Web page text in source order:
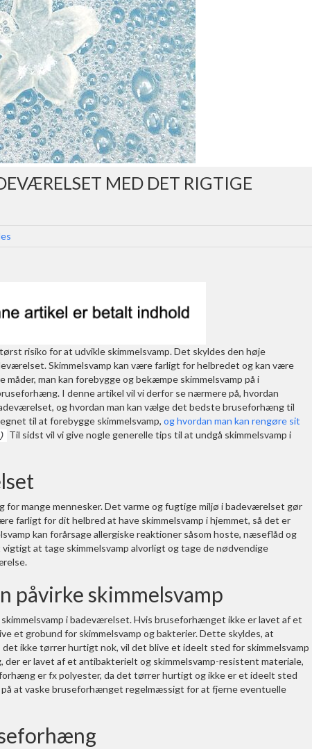
MED DET RIGTIGE
risiko for at udvikle skimmelsvamp. Det skyldes den høje
Skimmelsvamp kan være farligt for helbredet og kan være
man kan forebygge og bekæmpe skimmelsvamp på i
I denne artikel vil vi derfor se nærmere på, hvordan
og hvordan man kan vælge det bedste bruseforhæng til
til at forebygge skimmelsvamp, og hvordan man kan rengøre sit
Til sidst vil vi give nogle generelle tips til at undgå skimmelsvamp i
for mange mennesker. Det varme og fugtige miljø i badeværelset gør
farligt for dit helbred at have skimmelsvamp i hjemmet, så det er
kan forårsage allergiske reaktioner såsom hoste, næseflåd og
at tage skimmelsvamp alvorligt og tage de nødvendige
påvirke skimmelsvamp
i badeværelset. Hvis bruseforhænget ikke er lavet af et
et grobund for skimmelsvamp og bakterier. Dette skyldes, at
ikke tørrer hurtigt nok, vil det blive et ideelt sted for skimmelsvamp
er lavet af et antibakterielt og skimmelsvamp-resistent materiale,
er fx polyester, da det tørrer hurtigt og ikke er et ideelt sted
at vaske bruseforhænget regelmæssigt for at fjerne eventuelle